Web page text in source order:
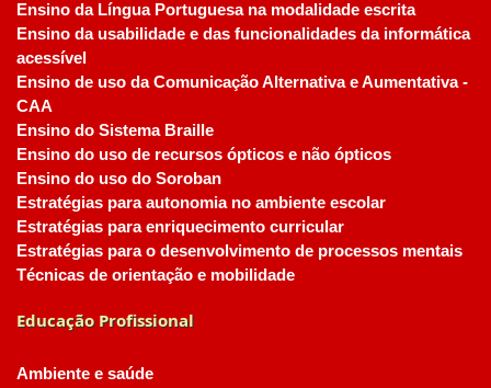
Ensino da Língua Portuguesa na modalidade escrita
Ensino da usabilidade e das funcionalidades da informática
acessível
Ensino de uso da Comunicação Alternativa e Aumentativa -
CAA
Ensino do Sistema Braille
Ensino do uso de recursos ópticos e não ópticos
Ensino do uso do Soroban
Estratégias para autonomia no ambiente escolar
Estratégias para enriquecimento curricular
Estratégias para o desenvolvimento de processos mentais
Técnicas de orientação e mobilidade
Educação Profissional
Ambiente e saúde